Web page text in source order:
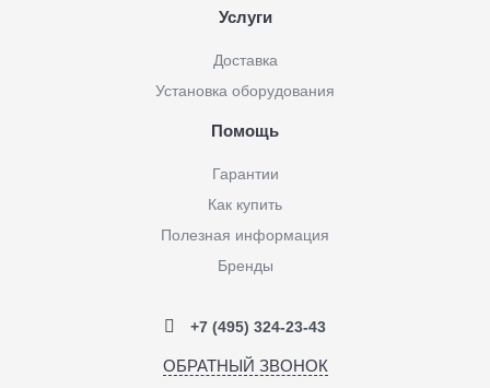
Услуги
Доставка
Установка оборудования
Помощь
Гарантии
Как купить
Полезная информация
Бренды
+7 (495) 324-23-43
ОБРАТНЫЙ ЗВОНОК